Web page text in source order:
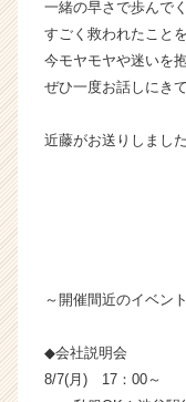
一緒の早さで歩んで
すごく救われたこと
今モヤモヤや迷いを
ぜひ一度お話しにき
近藤がお送りしました
～開催間近のイベン
◆会社説明会
8/7(月) 17：00～